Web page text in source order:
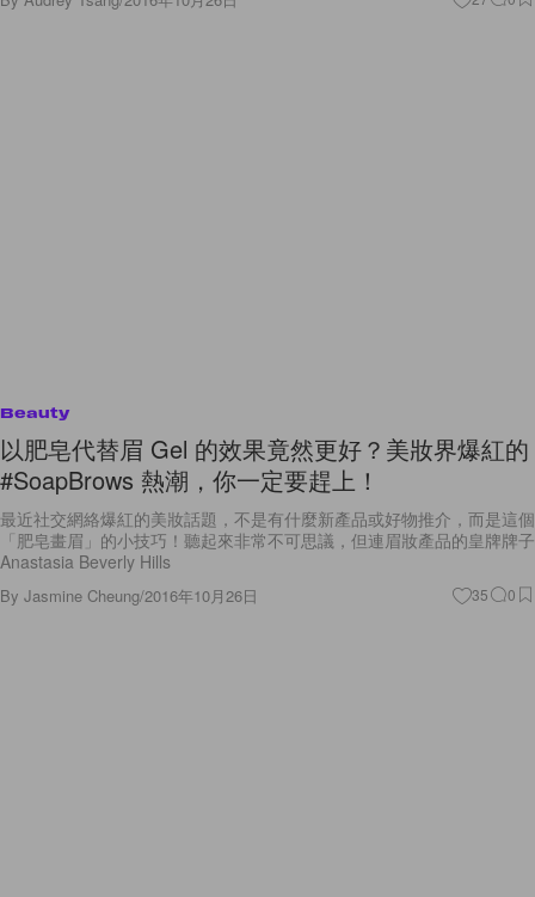
Beauty
以肥皂代替眉 Gel 的效果竟然更好？美妝界爆紅的
#SoapBrows 熱潮，你一定要趕上！
最近社交網絡爆紅的美妝話題，不是有什麼新產品或好物推介，而是這個
「肥皂畫眉」的小技巧！聽起來非常不可思議，但連眉妝產品的皇牌牌子
Anastasia Beverly Hills
By Jasmine Cheung/2016年10月26日 35 0